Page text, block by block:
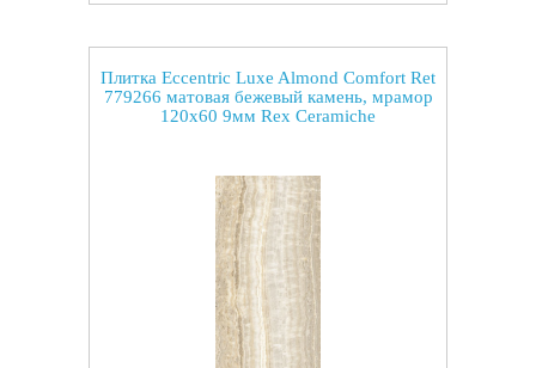
Плитка Eccentric Luxe Almond Comfort Ret
779266 матовая бежевый камень, мрамор
120x60 9мм Rex Ceramiche